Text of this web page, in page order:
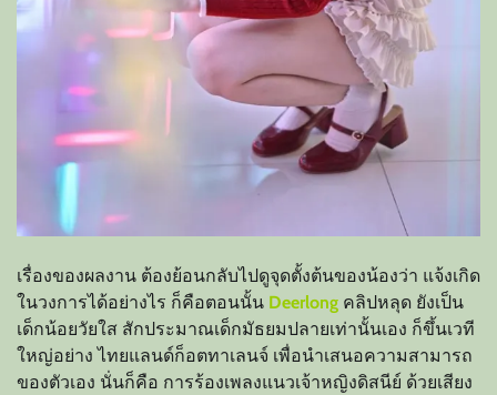
เรื่องของผลงาน ต้องย้อนกลับไปดูจุดตั้งต้นของน้องว่า แจ้งเกิด
ในวงการได้อย่างไร ก็คือตอนนั้น Deerlong คลิปหลุด ยังเป็น
เด็กน้อยวัยใส สักประมาณเด็กมัธยมปลายเท่านั้นเอง ก็ขึ้นเวที
ใหญ่อย่าง ไทยแลนด์ก็อตทาเลนจ์ เพื่อนำเสนอความสามารถ
ของตัวเอง นั่นก็คือ การร้องเพลงแนวเจ้าหญิงดิสนีย์ ด้วยเสียง